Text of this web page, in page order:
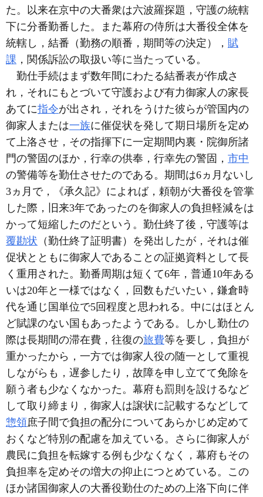
た。以来在京中の大番衆は六波羅探題，守護の統轄
下に分番勤番した。また幕府の侍所は大番役全体を
統轄し，結番（勤務の順番，期間等の決定）， 賦
課 ，関係訴訟の取扱い等に当たっている。
勤仕手続はまず数年間にわたる結番表が作成さ
れ，それにもとづいて守護および有力御家人の家長
あてに指令が出され，それをうけた彼らが管国内の
御家人または一族に催促状を発して期日場所を定め
て上洛させ，その指揮下に一定期間内裏・院御所諸
門の警固のほか，行幸の供奉，行幸先の警固， 市中
の警備等を勤仕させたのである。期間は6ヵ月ないし
3ヵ月で，《承久記》によれば，頼朝が大番役を管掌
した際，旧来3年であったのを御家人の負担軽減をは
かって短縮したのだという。勤仕終了後，守護等は
覆勘状 （勤仕終了証明書）を発出したが，それは催
促状とともに御家人であることの証拠資料として長
く重用された。勤番周期は短くて6年，普通10年ある
いは20年と一様ではなく，回数もだいたい，鎌倉時
代を通じ国単位で5回程度と思われる。中にはほとん
ど賦課のない国もあったようである。しかし勤仕の
際は長期間の滞在費，往復の旅費等を要し，負担が
重かったから，一方では御家人役の随一として重視
しながらも，遅参したり，故障を申し立てて免除を
願う者も少なくなかった。幕府も罰則を設けるなど
して取り締まり，御家人は譲状に記載するなどして
惣領庶子間で負担の配分についてあらかじめ定めて
おくなど特別の配慮を加えている。さらに御家人が
農民に負担を転嫁する例も少なくなく，幕府もその
負担率を定めその増大の抑止につとめている。この
ほか諸国御家人の大番役勤仕のための上洛下向に伴